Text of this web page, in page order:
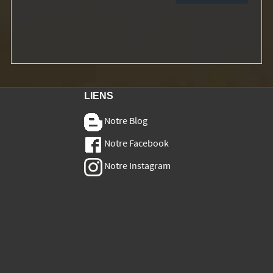
LIENS
Notre Blog
Notre Facebook
Notre Instagram